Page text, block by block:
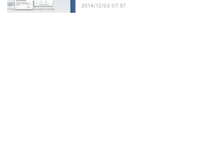
2014/12/02 07:57